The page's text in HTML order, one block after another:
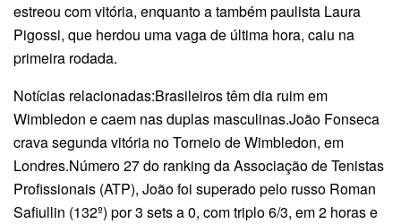
estreou com vitória, enquanto a também paulista Laura
Pigossi, que herdou uma vaga de última hora, caiu na
primeira rodada.
Notícias relacionadas:Brasileiros têm dia ruim em
Wimbledon e caem nas duplas masculinas.João Fonseca
crava segunda vitória no Torneio de Wimbledon, em
Londres.Número 27 do ranking da Associação de Tenistas
Profissionais (ATP), João foi superado pelo russo Roman
Safiullin (132º) por 3 sets a 0, com triplo 6/3, em 2 horas e